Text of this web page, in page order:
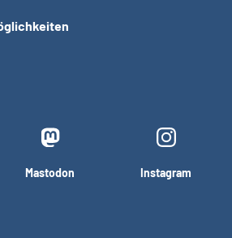
Mastodon Instagram